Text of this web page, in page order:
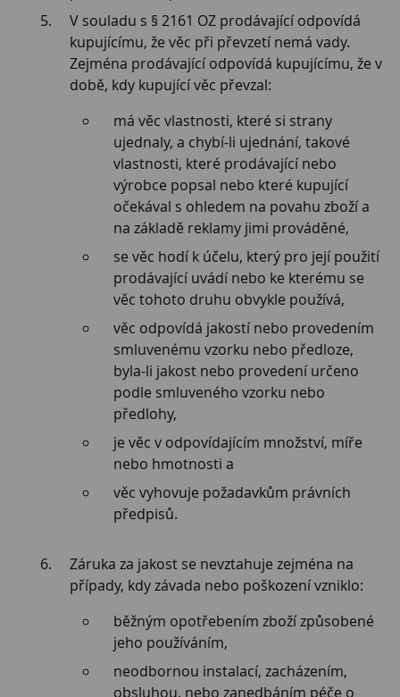
V souladu s § 2161 OZ prodávající odpovídá
kupujícímu, že věc při převzetí nemá vady.
Zejména prodávající odpovídá kupujícímu, že v
době, kdy kupující věc převzal:
má věc vlastnosti, které si strany
ujednaly, a chybí-li ujednání, takové
vlastnosti, které prodávající nebo
výrobce popsal nebo které kupující
očekával s ohledem na povahu zboží a
na základě reklamy jimi prováděné,
se věc hodí k účelu, který pro její použití
prodávající uvádí nebo ke kterému se
věc tohoto druhu obvykle používá,
věc odpovídá jakostí nebo provedením
smluvenému vzorku nebo předloze,
byla-li jakost nebo provedení určeno
podle smluveného vzorku nebo
předlohy,
je věc v odpovídajícím množství, míře
nebo hmotnosti a
věc vyhovuje požadavkům právních
předpisů.
Záruka za jakost se nevztahuje zejména na
případy, kdy závada nebo poškození vzniklo:
běžným opotřebením zboží způsobené
jeho používáním,
neodbornou instalací, zacházením,
obsluhou, nebo zanedbáním péče o